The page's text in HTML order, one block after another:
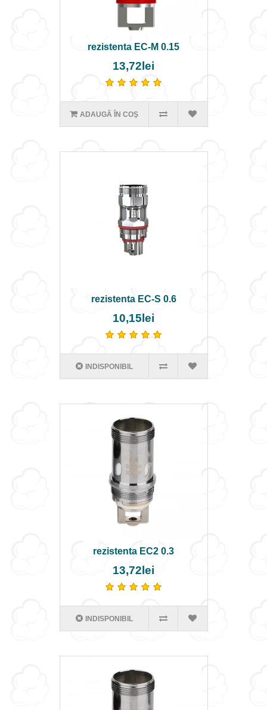
rezistenta EC-M 0.15
13,72lei
ADAUGĂ ÎN COŞ
rezistenta EC-S 0.6
10,15lei
INDISPONIBIL
rezistenta EC2 0.3
13,72lei
INDISPONIBIL